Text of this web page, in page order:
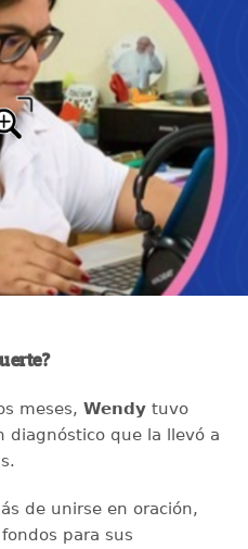
meses, Wendytuvo
diagnóstico que la llevó a
de unirse en oración,
para sus